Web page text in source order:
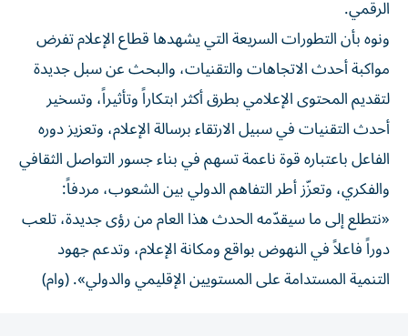
الرقمي.
ونوه بأن التطورات السريعة التي يشهدها قطاع الإعلام تفرض
مواكبة أحدث الاتجاهات والتقنيات، والبحث عن سبل جديدة
لتقديم المحتوى الإعلامي بطرق أكثر ابتكاراً وتأثيراً، وتسخير
أحدث التقنيات في سبيل الارتقاء برسالة الإعلام، وتعزيز دوره
الفاعل باعتباره قوة ناعمة تسهم في بناء جسور التواصل الثقافي
والفكري، وتعزّز أطر التفاهم الدولي بين الشعوب، مردفاً:
«نتطلع إلى ما سيقدّمه الحدث هذا العام من رؤى جديدة، تلعب
دوراً فاعلاً في النهوض بواقع ومكانة الإعلام، وتدعم جهود
التنمية المستدامة على المستويين الإقليمي والدولي». (وام)